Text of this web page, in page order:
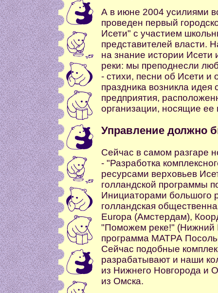
А в июне 2004 усилиями
проведен первый
Исети" с участием
представителей власти.
на знание истории Исети
реки: мы преподнесли
- стихи, песни об Исети и
праздника возникла
предприятия,
организации, носящие ее
Управление должно
Сейчас в самом разгаре
- "Разработка
ресурсами верховьев
голландской программы
Инициаторами большого
голландская
Europa (Амстердам),
"Поможем реке!" (Нижний
программа МАТРА
Сейчас подобные
разрабатывают и наши
из Нижнего Новгорода и
из Омска.